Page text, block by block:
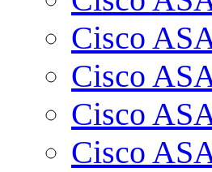
Cisco
Cisco
Cisco
Cisco